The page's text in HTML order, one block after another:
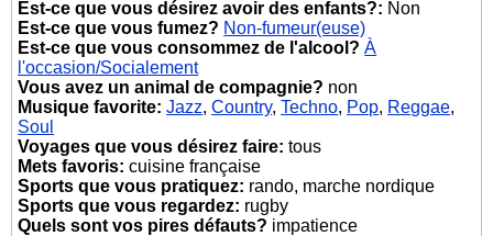
Est-ce que vous désirez avoir des enfants?: Non
Est-ce que vous fumez? Non-fumeur(euse)
Est-ce que vous consommez de l'alcool? À
l'occasion/Socialement
Vous avez un animal de compagnie? non
Musique favorite: Jazz,Country,Techno, Pop, Reggae,
Soul
Voyages que vous désirez faire: tous
Mets favoris: cuisine française
Sports que vous pratiquez: rando, marche nordique
Sports que vous regardez: rugby
Quels sont vos pires défauts? impatience